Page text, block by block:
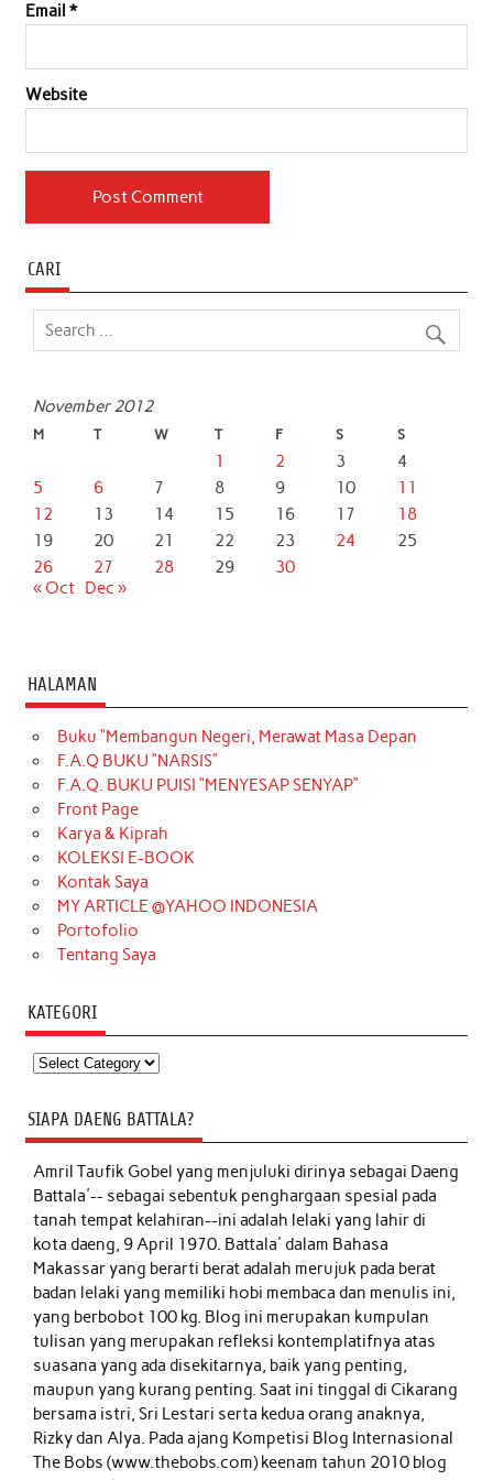
Email *
Website
CARI
November 2012
M T W T F S S
1 2 3
4
5
6 7 8 9 10
11
12
13 14 15 16 17
18
19
20 21 22 23 24
25
26
27 28 29
30
« Oct Dec »
HALAMAN
Buku “Membangun Negeri, Merawat Masa Depan
F.A.Q BUKU “NARSIS”
F.A.Q. BUKU PUISI “MENYESAP SENYAP”
Front Page
Karya & Kiprah
KOLEKSI E-BOOK
Kontak Saya
MY ARTICLE @YAHOO INDONESIA
Portofolio
Tentang Saya
KATEGORI
Kategori
SIAPA DAENG BATTALA?
Amril Taufik Gobelyang menjuluki dirinya sebagai Daeng
Battala'-- sebagai sebentuk penghargaan spesial pada
tanah tempat kelahiran--ini adalah lelaki yang lahir di
kota daeng, 9 April 1970. Battala' dalam Bahasa
Makassar yang berarti berat adalah merujuk pada berat
badan lelaki yang memiliki hobi membaca dan menulis ini,
yang berbobot 100 kg. Blog ini merupakan kumpulan
tulisan yang merupakan refleksi kontemplatifnya atas
suasana yang ada disekitarnya, baik yang penting,
maupun yang kurang penting. Saat ini tinggal di Cikarang
bersama istri, Sri Lestari serta kedua orang anaknya,
Rizky dan Alya. Pada ajang Kompetisi Blog Internasional
The Bobs (www.thebobs.com) keenam tahun 2010 blog